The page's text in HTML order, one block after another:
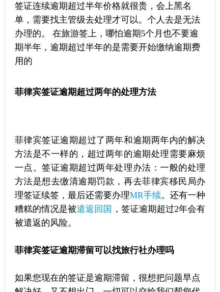
签证连续逾期超过半年价格就很贵，会上黑名
单，需要找主管级去处理才可以。个人去是无法
办理的。 在旅游签上，哪怕逾期5个月也不要逾
期半年，逾期超过半年的是需要开始缴纳逾期费
用的
菲律宾签证逾期超过两年的处理方法
菲律宾签证逾期超过了两年和逾期两年内的解决
方法是不一样的，超过两年的逾期处理需要麻烦
一点。签证逾期超过两年处理办法：一般的处理
方法是想去缴清逾期罚款，再去菲律宾移民局办
理签证续签，最后还需要办理MR手续。还有一种
糟糕的情况是被遣返回国 ，签证逾期超过2年会有
被遣返的风险。
菲律宾签证逾期滞留可以找旅行社办理吗
如果您现在的签证是逾期滞留，很想把问题早点